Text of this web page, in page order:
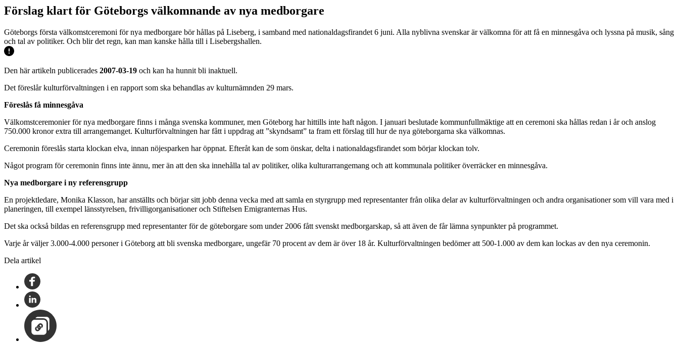
Förslag klart för Göteborgs välkomnande av nya medborgare
Göteborgs första välkomstceremoni för nya medborgare bör hållas på Liseberg, i samband med nationaldagsfirandet 6 juni. Alla nyblivna svenskar är välkomna för att få en minnesgåva och lyssna på musik, sång
och tal av politiker. Och blir det regn, kan man kanske hålla till i Lisebergshallen.
Den här artikeln publicerades 2007-03-19 och kan ha hunnit bli inaktuell.
Det föreslår kulturförvaltningen i en rapport som ska behandlas av kulturnämnden 29 mars.
Föreslås få minnesgåva
Välkomstceremonier för nya medborgare finns i många svenska kommuner, men Göteborg har hittills inte haft någon. I januari beslutade kommunfullmäktige att en ceremoni ska hållas redan i år och anslog
750.000 kronor extra till arrangemanget. Kulturförvaltningen har fått i uppdrag att ”skyndsamt” ta fram ett förslag till hur de nya göteborgarna ska välkomnas.
Ceremonin föreslås starta klockan elva, innan nöjesparken har öppnat. Efteråt kan de som önskar, delta i nationaldagsfirandet som börjar klockan tolv.
Något program för ceremonin finns inte ännu, mer än att den ska innehålla tal av politiker, olika kulturarrangemang och att kommunala politiker överräcker en minnesgåva.
Nya medborgare i ny referensgrupp
En projektledare, Monika Klasson, har anställts och börjar sitt jobb denna vecka med att samla en styrgrupp med representanter från olika delar av kulturförvaltningen och andra organisationer som vill vara med i
planeringen, till exempel länsstyrelsen, frivilligorganisationer och Stiftelsen Emigranternas Hus.
Det ska också bildas en referensgrupp med representanter för de göteborgare som under 2006 fått svenskt medborgarskap, så att även de får lämna synpunkter på programmet.
Varje år väljer 3.000-4.000 personer i Göteborg att bli svenska medborgare, ungefär 70 procent av dem är över 18 år. Kulturförvaltningen bedömer att 500-1.000 av dem kan lockas av den nya ceremonin.
Dela artikel